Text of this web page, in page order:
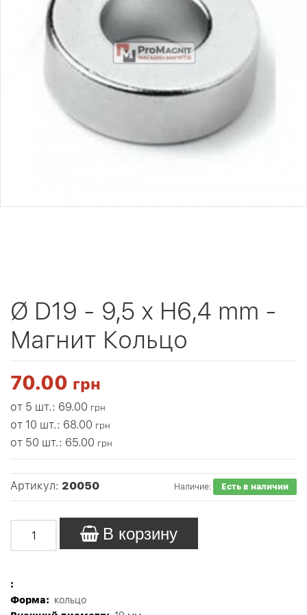
Ø D19 - 9,5 х H6,4 mm -
Магнит Кольцо
70.00 грн
от 5 шт.: 69.00 грн
от 10 шт.: 68.00 грн
от 50 шт.: 65.00 грн
Артикул: 20050 Наличие: Есть в наличии
В корзину
:
Форма: кольцо